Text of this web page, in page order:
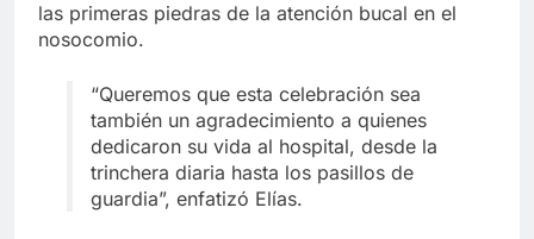
las primeras piedras de la atención bucal en el
nosocomio.
“Queremos que esta celebración sea
también un agradecimiento a quienes
dedicaron su vida al hospital, desde la
trinchera diaria hasta los pasillos de
guardia”, enfatizó Elías.